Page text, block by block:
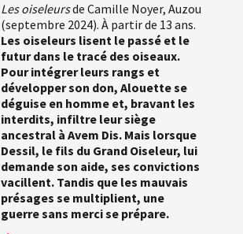
Les oiseleursde Camille Noyer, Auzou
(septembre 2024). À partir de 13 ans.
Les oiseleurs lisent le passé et le
futur dans le tracé des oiseaux.
Pour intégrer leurs rangs et
développer son don, Alouette se
déguise en homme et, bravant les
interdits, infiltre leur siège
ancestral à Avem Dis. Mais lorsque
Dessil, le fils du Grand Oiseleur, lui
demande son aide, ses convictions
vacillent. Tandis que les mauvais
présages se multiplient, une
guerre sans merci se prépare.